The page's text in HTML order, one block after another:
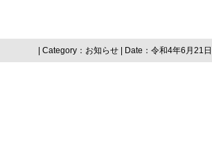
| Category： お知らせ | Date：令和4年6月21日 |